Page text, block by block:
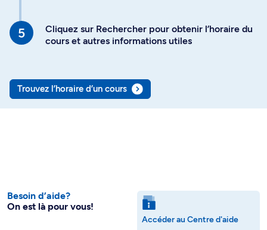
Cliquez sur Rechercher pour obtenir l’horaire du
cours et autres informations utiles
Trouvez l’horaire d’un cours
Besoin d’aide?
On est là pour vous!
Accéder au Centre d'aide